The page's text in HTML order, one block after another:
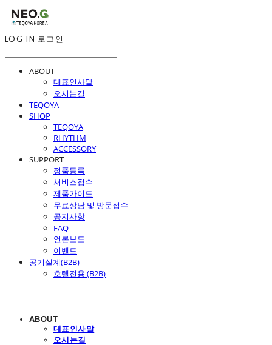
LOG IN 로그인
ABOUT
대표인사말
오시는길
TEQOYA
SHOP
TEQOYA
RHYTHM
ACCESSORY
SUPPORT
정품등록
서비스접수
제품가이드
무료상담 및 방문접수
공지사항
FAQ
언론보도
이벤트
공기설계(B2B)
호텔전용 (B2B)
ABOUT
대표인사말
오시는길